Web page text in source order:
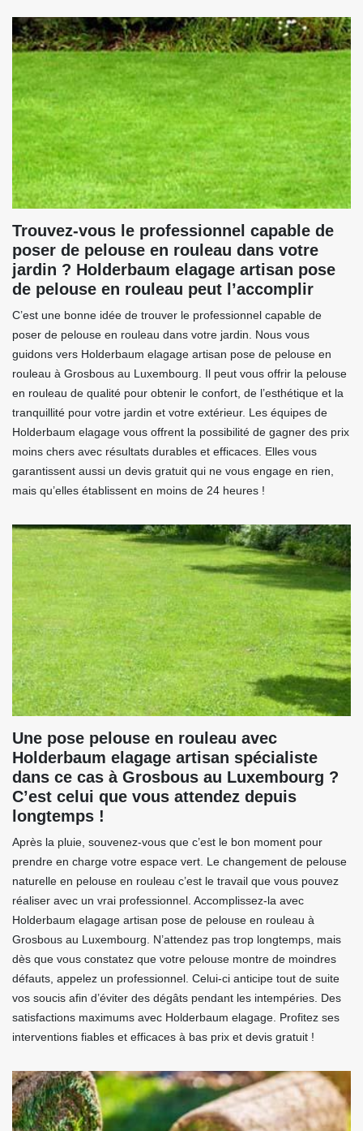
Trouvez-vous le professionnel capable de
poser de pelouse en rouleau dans votre
jardin ? Holderbaum elagage artisan pose
de pelouse en rouleau peut l’accomplir
C’est une bonne idée de trouver le professionnel capable de
poser de pelouse en rouleau dans votre jardin. Nous vous
guidons vers Holderbaum elagage artisan pose de pelouse en
rouleau à Grosbous au Luxembourg. Il peut vous offrir la pelouse
en rouleau de qualité pour obtenir le confort, de l’esthétique et la
tranquillité pour votre jardin et votre extérieur. Les équipes de
Holderbaum elagage vous offrent la possibilité de gagner des prix
moins chers avec résultats durables et efficaces. Elles vous
garantissent aussi un devis gratuit qui ne vous engage en rien,
mais qu’elles établissent en moins de 24 heures !
Une pose pelouse en rouleau avec
Holderbaum elagage artisan spécialiste
dans ce cas à Grosbous au Luxembourg ?
C’est celui que vous attendez depuis
longtemps !
Après la pluie, souvenez-vous que c’est le bon moment pour
prendre en charge votre espace vert. Le changement de pelouse
naturelle en pelouse en rouleau c’est le travail que vous pouvez
réaliser avec un vrai professionnel. Accomplissez-la avec
Holderbaum elagage artisan pose de pelouse en rouleau à
Grosbous au Luxembourg. N’attendez pas trop longtemps, mais
dès que vous constatez que votre pelouse montre de moindres
défauts, appelez un professionnel. Celui-ci anticipe tout de suite
vos soucis afin d’éviter des dégâts pendant les intempéries. Des
satisfactions maximums avec Holderbaum elagage. Profitez ses
interventions fiables et efficaces à bas prix et devis gratuit !